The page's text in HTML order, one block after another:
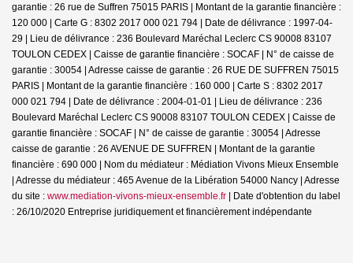
garantie : 26 rue de Suffren 75015 PARIS | Montant de la garantie financière :
120 000 | Carte G : 8302 2017 000 021 794 | Date de délivrance : 1997-04-
29 | Lieu de délivrance : 236 Boulevard Maréchal Leclerc CS 90008 83107
TOULON CEDEX | Caisse de garantie financière : SOCAF | N° de caisse de
garantie : 30054 | Adresse caisse de garantie : 26 RUE DE SUFFREN 75015
PARIS | Montant de la garantie financière : 160 000 | Carte S : 8302 2017
000 021 794 | Date de délivrance : 2004-01-01 | Lieu de délivrance : 236
Boulevard Maréchal Leclerc CS 90008 83107 TOULON CEDEX | Caisse de
garantie financière : SOCAF | N° de caisse de garantie : 30054 | Adresse
caisse de garantie : 26 AVENUE DE SUFFREN | Montant de la garantie
financière : 690 000 | Nom du médiateur : Médiation Vivons Mieux Ensemble
| Adresse du médiateur : 465 Avenue de la Libération 54000 Nancy | Adresse
du site : www.mediation-vivons-mieux-ensemble.fr | Date d'obtention du label
: 26/10/2020 Entreprise juridiquement et financièrement indépendante